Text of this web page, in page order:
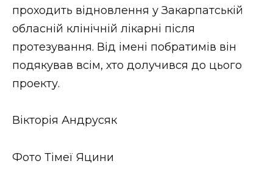
проходить відновлення у Закарпатській
обласній клінічній лікарні після
протезування. Від імені побратимів він
подякував всім, хто долучився до цього
проекту.
Вікторія Андрусяк
Фото Тімеї Яцини